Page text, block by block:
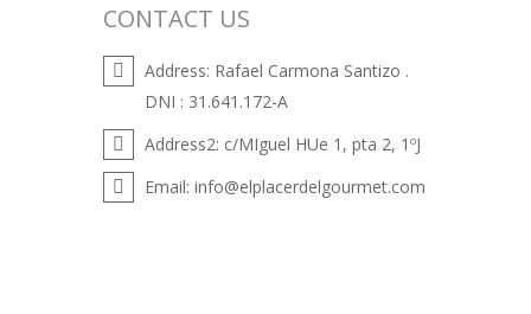
CONTACT US
Address: Rafael Carmona Santizo .
DNI : 31.641.172-A
Address2: c/MIguel HUe 1, pta 2, 1ºJ
Email: info@elplacerdelgourmet.com